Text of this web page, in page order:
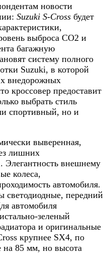
новости
Suzuki S-Cross будет
выброса CO2 и
багажную
систему полного
Suzuki, в которой
внедорожных
кроссовер предоставит
выбрать стиль
спортивный, но и
выверенная,
лишних
Элегантность внешнему
колеса,
автомобиля.
передний
автомобиля
зеленый
и оригинальные
крупнее SX4, по
85 мм, но высота